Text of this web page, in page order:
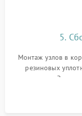
5.
Монтаж узлов в
резиновых
смазки.
осушенным азотом